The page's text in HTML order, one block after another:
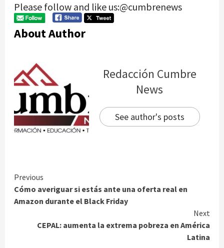
Please follow and like us:@cumbrenews
About Author
Redacción Cumbre
News
See author's posts
Continue
Reading
Previous
Cómo averiguar si estás ante una oferta real en
Amazon durante el Black Friday
Next
CEPAL: aumenta la extrema pobreza en América
Latina